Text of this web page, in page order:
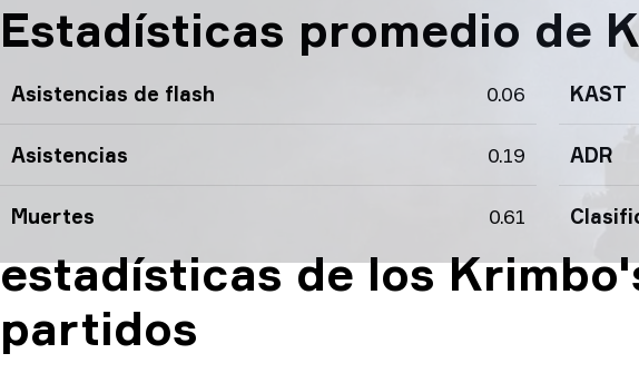
Estadísticas promedio de
Asistencias de flash 0.06 KAST
Asistencias 0.19 ADR
Muertes 0.61
estadísticas de los
partidos